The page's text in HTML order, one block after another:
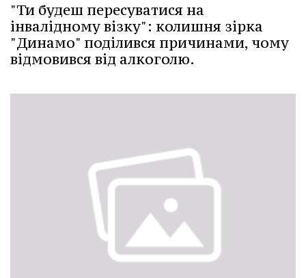
"Ти будеш пересуватися на
інвалідному візку": колишня зірка
"Динамо" поділився причинами, чому
відмовився від алкоголю.